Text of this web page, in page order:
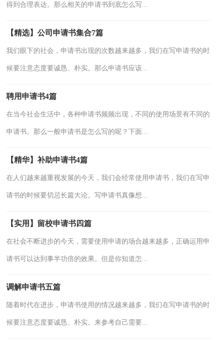
得到合理表达。那么相关的申请书到底怎么写...
【精选】公司申请书集合7篇
我们眼下的社会，申请书出现的次数越来越多，我们在写申请书的时
候要注意态度要诚恳、朴实。那么申请书应该...
聘用申请书4篇
在当今社会生活中，各种申请书频频出现，不同的使用场景有不同的
申请书。那么一般申请书是怎么写的呢？下面...
【精华】补助申请书4篇
在人们越来越重视发展的今天，我们会经常使用申请书，我们在写申
请书的时候要切忌长篇大论。写申请书真像想...
【实用】留校申请书四篇
在社会不断进步的今天，需要使用申请的场合越来越多，正确运用申
请书可以达到事半功倍的效果。但是你知道怎...
调解申请书五篇
随着时代在进步，申请书使用的情况越来越多，我们在写申请书的时
候要注意态度要诚恳、朴实。来参考自己需要...